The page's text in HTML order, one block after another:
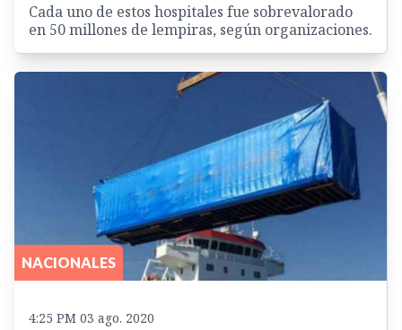
Cada uno de estos hospitales fue sobrevalorado
en 50 millones de lempiras, según organizaciones.
NACIONALES
4:25 PM 03 ago. 2020